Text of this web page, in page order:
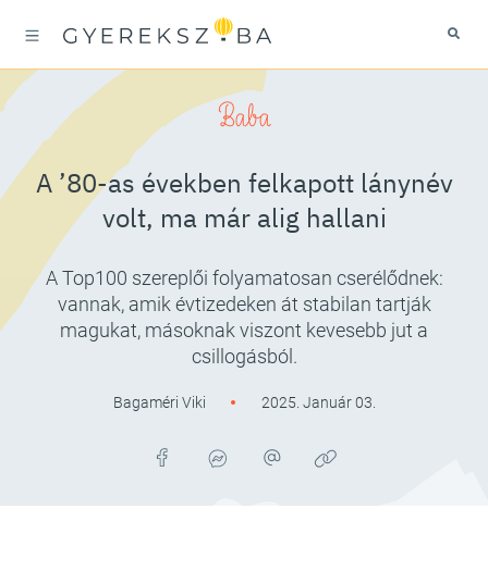
Baba
A ’80-as években felkapott lánynév
volt, ma már alig hallani
A Top100 szereplői folyamatosan cserélődnek:
vannak, amik évtizedeken át stabilan tartják
magukat, másoknak viszont kevesebb jut a
csillogásból.
Bagaméri Viki 2025. Január 03.